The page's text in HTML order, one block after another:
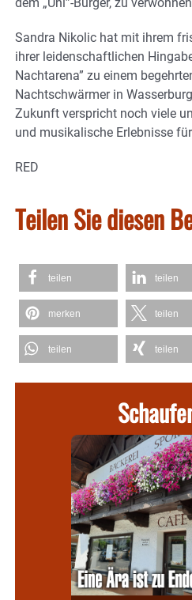
Sandra Nikolic hat mit ihrem
ihrer leidenschaftlichen
Nachtarena” zu einem
Nachtschwärmer in
Zukunft verspricht noch viele
und musikalische Erlebnisse
RED
Teilen Sie diesen
teilen teilen
merken teilen
teilen teilen